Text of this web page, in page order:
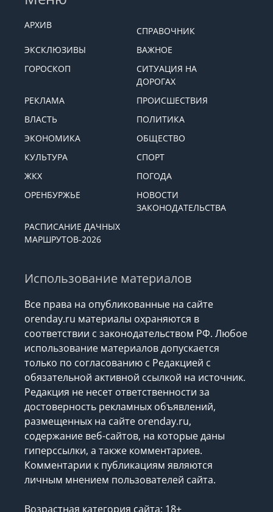
АРХИВ
СПРАВОЧНИК
ЭКСКЛЮЗИВЫ
ВАЖНОЕ
ГОРОСКОП
СИТУАЦИЯ НА
ДОРОГАХ
РЕКЛАМА
ПРОИСШЕСТВИЯ
ВЛАСТЬ
ПОЛИТИКА
ЭКОНОМИКА
ОБЩЕСТВО
КУЛЬТУРА
СПОРТ
ЖКХ
ПОГОДА
ОРЕНБУРЖЬЕ
НОВОСТИ
ЗАКОНОДАТЕЛЬСТВА
РАСПИСАНИЕ ДАЧНЫХ
МАРШРУТОВ-2026
Использование материалов
Все права на опубликованные на сайте
orenday.ru материалы охраняются в
соответствии с законодательством РФ. Любое
использование материалов допускается
только по согласованию с Редакцией с
обязательной активной ссылкой на источник.
Редакция не несет ответственности за
достоверность рекламных объявлений,
размещенных на сайте orenday.ru,
содержание веб-сайтов, на которые даны
гиперссылки, а также комментариев.
Комментарии к публикациям являются
личным мнением пользователей сайта.
Возрастная категория сайта: 18+